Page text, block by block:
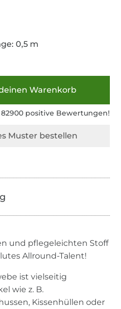
0,5 m
Warenkorb
positive Bewertungen!
und pflegeleichten Stoff
Allround-Talent!
ist vielseitig
wie z. B.
Kissenhüllen oder